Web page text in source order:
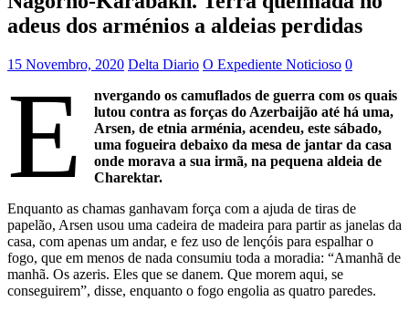
adeus dos arménios a aldeias perdidas
15 Novembro, 2020 Delta Diario O Expediente Noticioso 0
E
nvergando os camuflados de guerra com os quais
lutou contra as forças do Azerbaijão até há uma,
Arsen, de etnia arménia, acendeu, este sábado,
uma fogueira debaixo da mesa de jantar da casa
onde morava a sua irmã, na pequena aldeia de
Charektar.
Enquanto as chamas ganhavam força com a ajuda de tiras de
papelão, Arsen usou uma cadeira de madeira para partir as janelas da
casa, com apenas um andar, e fez uso de lençóis para espalhar o
fogo, que em menos de nada consumiu toda a moradia: “Amanhã de
manhã. Os azeris. Eles que se danem. Que morem aqui, se
conseguirem”, disse, enquanto o fogo engolia as quatro paredes.